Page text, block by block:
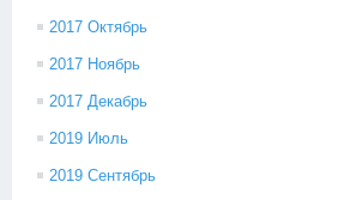
2017 Октябрь
2017 Ноябрь
2017 Декабрь
2019 Июль
2019 Сентябрь